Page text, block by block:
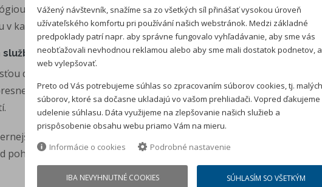
(MHEV plus) a legendárnym pohonom quattro,
každom teréne.
službám
diagnostiky vozidla na diaľku Audi sleduje stav
vtedy, keď ju potrebujete. Takýto prístup
prístup k mobilite, kde sa spája špičkový
Tento model nie je len vozidlom, ale
Vážený návštevník, snažíme sa zo všetkých síl přinášať vysokou úroveň
užívateľského komfortu pri používání našich webstránok. Medzi základné
predpoklady patrí napr. aby správne fungovalo vyhľadávanie, aby sme vás
neobťažovali nevhodnou reklamou alebo aby sme mali dostatok podnetov,
web vylepšovať.
Preto od Vás potrebujeme súhlas so zpracovaním súborov cookies, tj. malých
súborov, ktoré sa dočasne ukladajú vo vašom prehliadači. Vopred ďakujeme
udelenie súhlasu. Dáta využijeme na zlepšovanie našich služieb a
prispôsobenie obsahu webu priamo Vám na mieru.
Informácie o cookies
Podrobné nastavenie
IBA NEVYHNUTNÉ COOKIES SÚHLASÍM SO VŠETKÝM